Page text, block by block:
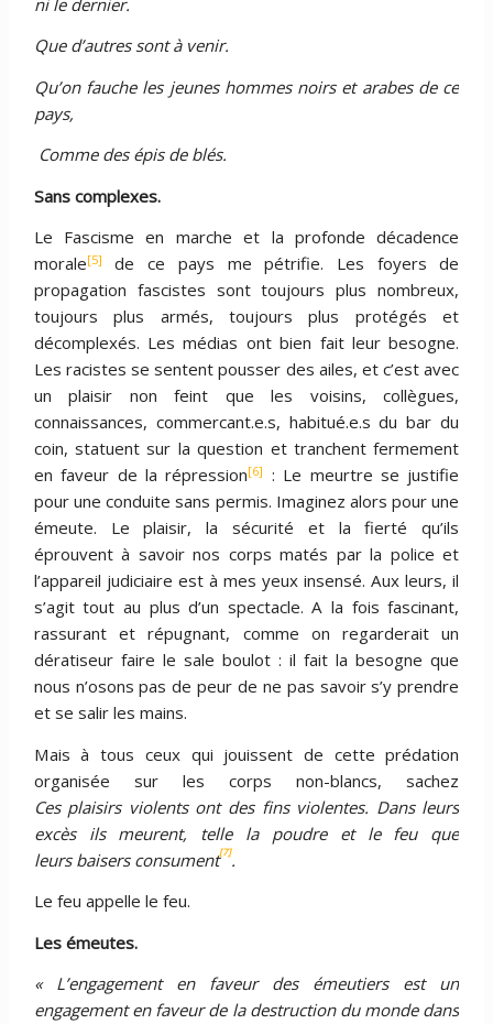
Que d’autres sont à venir.
Qu’on fauche les jeunes hommes noirs et arabes de ce
pays,
Comme des épis de blés.
Sans complexes.
Le Fascisme en marche et la profonde décadence
morale[5]
de ce pays me pétrifie. Les foyers de
propagation fascistes sont toujours plus nombreux,
toujours plus armés, toujours plus protégés et
décomplexés. Les médias ont bien fait leur besogne.
Les racistes se sentent pousser des ailes, et c’est avec
un plaisir non feint que les voisins, collègues,
connaissances, commercant.e.s, habitué.e.s du bar du
coin, statuent sur la question et tranchent fermement
en faveur de la répression[6] : Le meurtre se justifie
pour une conduite sans permis. Imaginez alors pour une
émeute. Le plaisir, la sécurité et la fierté qu’ils
éprouvent à savoir nos corps matés par la police et
l’appareil judiciaire est à mes yeux insensé. Aux leurs, il
s’agit tout au plus d’un spectacle. A la fois fascinant,
rassurant et répugnant, comme on regarderait un
dératiseur faire le sale boulot : il fait la besogne que
nous n’osons pas de peur de ne pas savoir s’y prendre
et se salir les mains.
Mais à tous ceux qui jouissent de cette prédation
organisée sur les corps non-blancs, sachez
Ces plaisirs violents ont des fins violentes. Dans leurs
excès ils meurent, telle la poudre et le feu que
leurs baisers consument[7].
Le feu appelle le feu.
Les émeutes.
« L’engagement en faveur des émeutiers est un
engagement en faveur de la destruction du monde dans